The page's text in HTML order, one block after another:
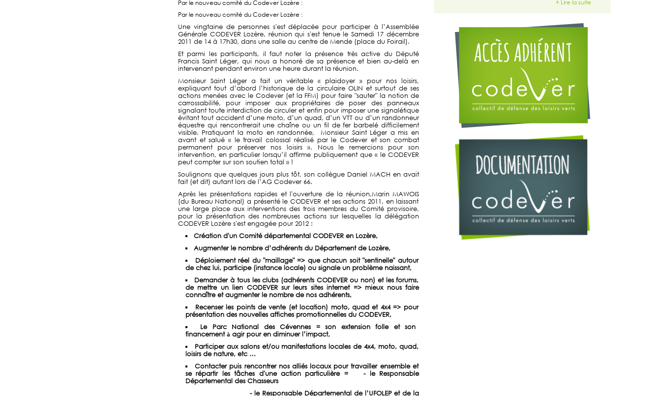
Par le nouveau comité du Codever Lozère :
Par le nouveau comité du Codever Lozère :
Une vingtaine de personnes s'est déplacée pour participer à l’Assemblée
Générale CODEVER Lozère, réunion qui s'est tenue le Samedi 17 décembre
2011 de 14 à 17h30, dans une salle au centre de Mende (place du Foirail).
Et parmi les participants, il faut noter la présence très active du Député
Francis Saint Léger, qui nous a honoré de sa présence et bien au-delà en
intervenant pendant environ une heure durant la réunion.
Monsieur Saint Léger a fait un véritable « plaidoyer » pour nos loisirs,
expliquant tout d’abord l’historique de la circulaire OLIN et surtout de ses
actions menées avec le Codever (et la FFM) pour faire "sauter" la notion de
carrossabilité, pour imposer aux propriétaires de poser des panneaux
signalant toute interdiction de circuler et enfin pour imposer une signalétique
évitant tout accident d’une moto, d’un quad, d’un VTT ou d’un randonneur
équestre qui rencontrerait une chaîne ou un fil de fer barbelé difficilement
visible. Pratiquant la moto en randonnée,
Monsieur Saint Léger a mis en
avant et salué « le travail colossal réalisé par le Codever et son combat
permanent pour préserver nos loisirs ». Nous le remercions pour son
intervention, en particulier lorsqu’il affirme publiquement que « le CODEVER
peut compter sur son soutien total » !
Soulignons que quelques jours plus tôt, son collègue Daniel MACH en avait
fait (et dit) autant lors de l’AG Codever 66.
Après les présentations rapides et l'ouverture de la réunion,Marin MAWOIS
(du Bureau National) a présenté le CODEVER et ses actions 2011, en laissant
une large place aux interventions des trois membres du Comité provisoire,
pour la présentation des nombreuses actions sur lesquelles la délégation
CODEVER Lozère s'est engagée pour 2012 :
Création d'un Comité départemental CODEVER en Lozère,
Augmenter le nombre d’adhérents du Département de Lozère,
Déploiement réel du "maillage" => que chacun soit "sentinelle" autour
de chez lui, participe (instance locale) ou signale un problème naissant,
Demander à tous les clubs (adhérents CODEVER ou non) et les forums,
de mettre un lien CODEVER sur leurs sites internet => mieux nous faire
connaître et augmenter le nombre de nos adhérents,
Recenser les points de vente (et location) moto, quad et 4x4 => pour
présentation des nouvelles affiches promotionnelles du CODEVER,
Le Parc National des Cévennes = son extension folle et son
financement àagir pour en diminuer l’impact,
Participer aux salons et/ou manifestations locales de 4x4, moto, quad,
loisirs de nature, etc …
Contacter puis rencontrer nos alliés locaux pour travailler ensemble et
se répartir les tâches d'une action particulière =
- le Responsable
Départemental des Chasseurs
- le Responsable Départemental de l’UFOLEP et de la
+ Lire la suite